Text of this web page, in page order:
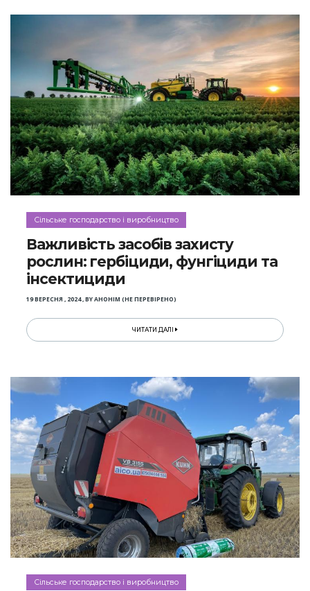
Сільське господарство і виробництво
Важливість засобів захисту
рослин: гербіциди, фунгіциди та
інсектициди
19 ВЕРЕСНЯ , 2024,BYАНОНІМ (НЕ ПЕРЕВІРЕНО)
ЧИТАТИ ДАЛІ
Сільське господарство і виробництво